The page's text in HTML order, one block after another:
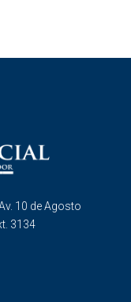
10 de Agosto
3134